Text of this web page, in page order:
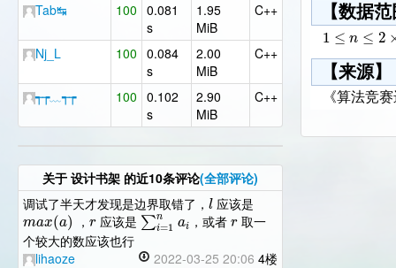
Tab↹ 100 0.081
s
1.95
MiB
C++
Nj_L 100 0.084
s
2.00
MiB
C++
┭┮﹏┭┮ 100 0.102
s
2.90
MiB
C++
关于 设计书架 的近10条评论(全部评论)
调试了半天才发现是边界取错了， l 应该是
max(a) ，r 应该是 ∑n
i=1 ai ，或者 r取一
个较大的数应该也行
lihaoze
2022-03-25 20:06 4楼
【数据
1 ≤ n ≤ 2
【来源】
《算法竞